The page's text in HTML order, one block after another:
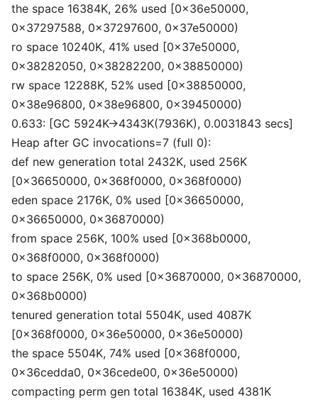
the space 16384K, 26% used [0x36e50000,
0x37297588, 0x37297600, 0x37e50000)
ro space 10240K, 41% used [0x37e50000,
0x38282050, 0x38282200, 0x38850000)
rw space 12288K, 52% used [0x38850000,
0x38e96800, 0x38e96800, 0x39450000)
0.633: [GC 5924K->4343K(7936K), 0.0031843 secs]
Heap after GC invocations=7 (full 0):
def new generation total 2432K, used 256K
[0x36650000, 0x368f0000, 0x368f0000)
eden space 2176K, 0% used [0x36650000,
0x36650000, 0x36870000)
from space 256K, 100% used [0x368b0000,
0x368f0000, 0x368f0000)
to space 256K, 0% used [0x36870000, 0x36870000,
0x368b0000)
tenured generation total 5504K, used 4087K
[0x368f0000, 0x36e50000, 0x36e50000)
the space 5504K, 74% used [0x368f0000,
0x36cedda0, 0x36cede00, 0x36e50000)
compacting perm gen total 16384K, used 4381K